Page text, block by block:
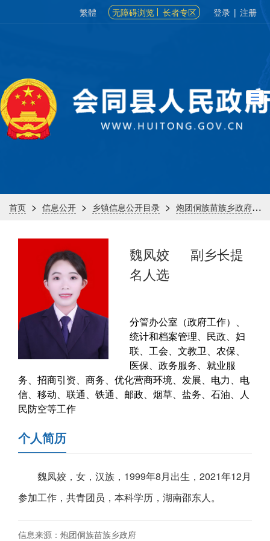
繁體 无障碍浏览 长者专区 登录 | 注册
首页 > 信息公开 > 乡镇信息公开目录 > 炮团侗族苗族乡政府 >
魏凤姣
副乡长提
名人选
分管办公室（政府工作）、
统计和档案管理、民政、妇
联、工会、文教卫、农保、
医保、政务服务、就业服
务、招商引资、商务、优化营商环境、发展、电力、电
信、移动、联通、铁通、邮政、烟草、盐务、石油、人
民防空等工作
个人简历
魏凤姣，女，汉族，1999年8月出生，2021年12月
参加工作，共青团员，本科学历，湖南邵东人。
信息来源：炮团侗族苗族乡政府